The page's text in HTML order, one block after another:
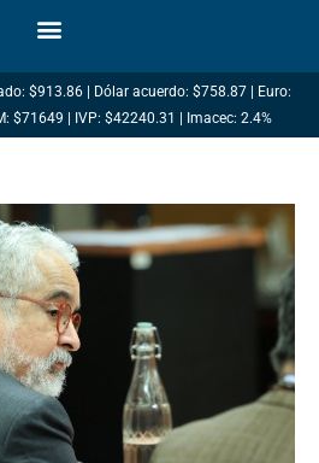
$913.86 | Dólar acuerdo: $758.87 | Euro:
$71649 | IVP: $42240.31 | Imacec: 2.4%